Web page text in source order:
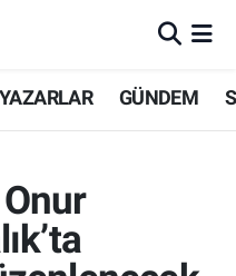
YAZARLAR GÜNDEM
Haritası
Fikstür